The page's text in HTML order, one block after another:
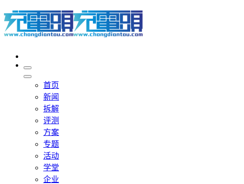
首页
新闻
拆解
评测
方案
专题
活动
学堂
企业